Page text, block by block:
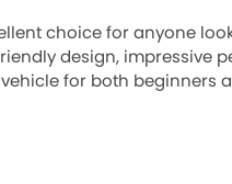
choice for anyone
design, impressive
for both beginners